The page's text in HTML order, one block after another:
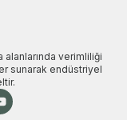
verimliliği
sunarak endüstriyel